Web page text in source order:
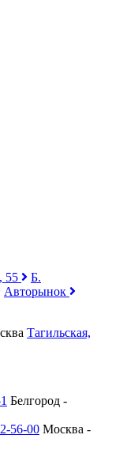
55
Б.
Авторынок
Тагильская,
Белгород -
56-00 Москва -